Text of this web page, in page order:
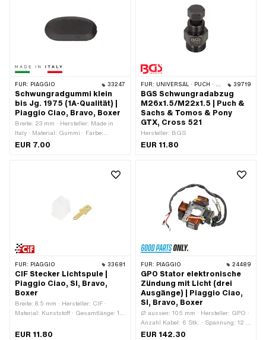
Gewindeart: M5x0.8
(Standardgewinde)
FÜR: PIAGGIO 33247
Schwungradgummi klein
bis Jg. 1975 (1A-Qualität) |
Piaggio Ciao, Bravo, Boxer
Breite: 23 mm · Hersteller: Made in
Italy · Material: Gummi · Farbe:
schwarz · Gesamtlänge: 42 mm ·
EUR 7.00
FÜR: UNIVERSAL · PUCH · SACHS 39719
BGS Schwungradabzug
M26x1.5/M22x1.5 | Puch &
Sachs & Tomos & Pony
GTX, Cross 521
Hersteller: BGS
EUR 11.80
FÜR: PIAGGIO 33681
CIF Stecker Lichtspule |
Piaggio Ciao, SI, Bravo,
Boxer
Breite: 8.5 mm · Hersteller: CIF ·
Material: Kunststoff · Gesamtlänge: 12
Nr.: 122390
EUR 11.80
FÜR: PIAGGIO 24489
GPO Stator elektronische
Zündung mit Licht (drei
Ausgänge) | Piaggio Ciao,
SI, Bravo, Boxer
Ø aussen: 105 mm · Hersteller: GPO ·
Anzahl Kabel: 6 Stk. · Spannung: 12 V
· Ø innen: 29.5 mm · Leistung: 90 W ·
EUR 142.30